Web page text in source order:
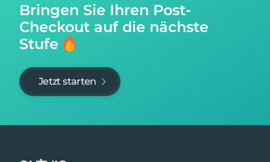
Bringen Sie Ihren Post-
Checkout auf die nächste
Stufe
Jetzt starten